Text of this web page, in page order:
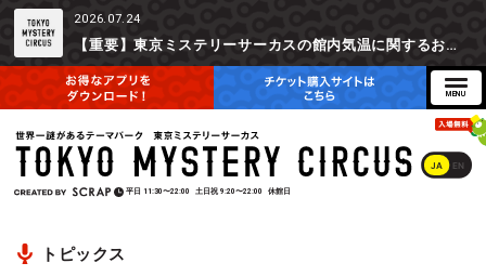
2026.07.24
【重要】東京ミステリーサーカスの館内気温に関するお詫びとご参加辞退時の返金対応について
JA EN
平日 11:30〜22:00 土日祝 9:20〜22:00 休館日
トピックス